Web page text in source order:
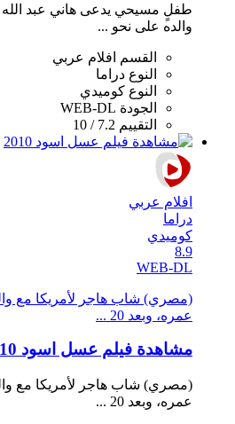
طفلٍ مسيحي يدعى هاني عبد الله
والده على نحو ...
القسم
افلام عربي
النوع دراما
النوع كوميدي
الجودة WEB-DL
التقييم 7.2 / 10
افلام عربي
دراما
كوميدي
8.9
WEB-DL
(مصري) شاب هاجر لأمريكا مع
عمره، وبعد 20 ...
مشاهدة فيلم عسل اسود 2010
(مصري) شاب هاجر لأمريكا مع
عمره، وبعد 20 ...